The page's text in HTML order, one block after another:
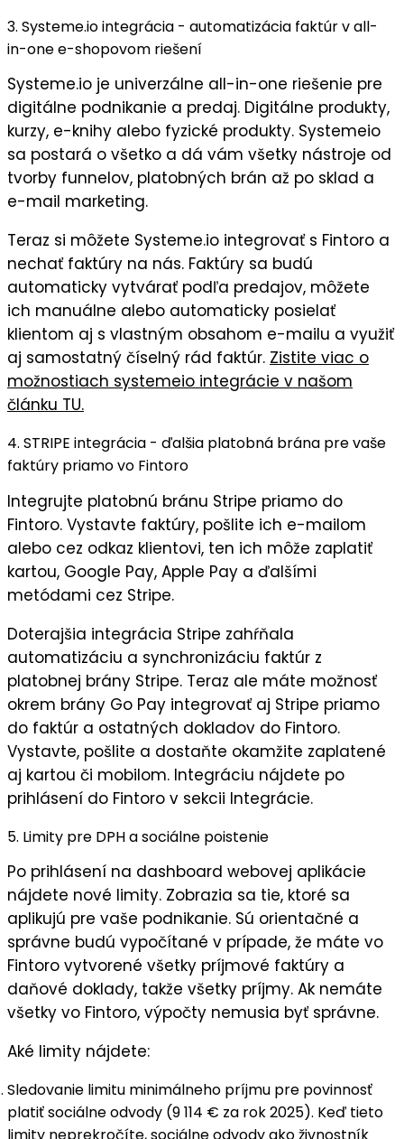
3. Systeme.io integrácia - automatizácia faktúr v all-
in-one e-shopovom riešení
Systeme.io je univerzálne all-in-one riešenie pre
digitálne podnikanie a predaj. Digitálne produkty,
kurzy, e-knihy alebo fyzické produkty. Systemeio
sa postará o všetko a dá vám všetky nástroje od
tvorby funnelov, platobných brán až po sklad a
e-mail marketing.
Teraz si môžete Systeme.io integrovať s Fintoro a
nechať faktúry na nás. Faktúry sa budú
automaticky vytvárať podľa predajov, môžete
ich manuálne alebo automaticky posielať
klientom aj s vlastným obsahom e-mailu a využiť
aj samostatný číselný rád faktúr. Zistite viac o
možnostiach systemeio integrácie v našom
článku TU.
4. STRIPE integrácia - ďalšia platobná brána pre vaše
faktúry priamo vo Fintoro
Integrujte platobnú bránu Stripe priamo do
Fintoro. Vystavte faktúry, pošlite ich e-mailom
alebo cez odkaz klientovi, ten ich môže zaplatiť
kartou, Google Pay, Apple Pay a ďalšími
metódami cez Stripe.
Doterajšia integrácia Stripe zahŕňala
automatizáciu a synchronizáciu faktúr z
platobnej brány Stripe. Teraz ale máte možnosť
okrem brány Go Pay integrovať aj Stripe priamo
do faktúr a ostatných dokladov do Fintoro.
Vystavte, pošlite a dostaňte okamžite zaplatené
aj kartou či mobilom. Integráciu nájdete po
prihlásení do Fintoro v sekcii Integrácie.
5. Limity pre DPH a sociálne poistenie
Po prihlásení na dashboard webovej aplikácie
nájdete nové limity. Zobrazia sa tie, ktoré sa
aplikujú pre vaše podnikanie. Sú orientačné a
správne budú vypočítané v prípade, že máte vo
Fintoro vytvorené všetky príjmové faktúry a
daňové doklady, takže všetky príjmy. Ak nemáte
všetky vo Fintoro, výpočty nemusia byť správne.
Aké limity nájdete:
Sledovanie limitu minimálneho príjmu pre povinnosť
platiť sociálne odvody (9 114 € za rok 2025). Keď tieto
limity neprekročíte, sociálne odvody ako živnostník